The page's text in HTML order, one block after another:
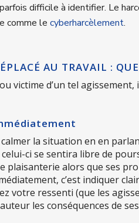
difficile à identifier. Le
comme le cyberharcèlement.
AU TRAVAIL :
victime d’un tel
la situation en en
ci se sentira libre de
plaisanterie alors que ses
c’est indiquer
votre ressenti (que les
les conséquences de